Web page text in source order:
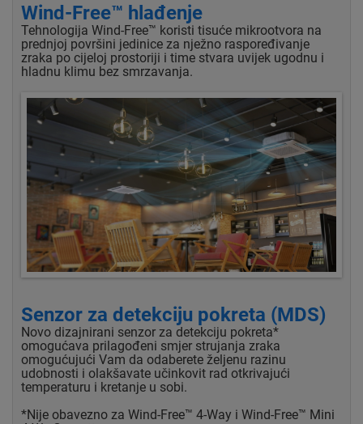
Wind-Free™ hlađenje
Tehnologija Wind-Free™ koristi tisuće mikrootvora na
prednjoj površini jedinice za nježno raspoređivanje
zraka po cijeloj prostoriji i time stvara uvijek ugodnu i
hladnu klimu bez smrzavanja.
Senzor za detekciju pokreta (MDS)
Novo dizajnirani senzor za detekciju pokreta*
omogućava prilagođeni smjer strujanja zraka
omogućujući Vam da odaberete željenu razinu
udobnosti i olakšavate učinkovit rad otkrivajući
temperaturu i kretanje u sobi.
*Nije obavezno za Wind-Free™ 4-Way i Wind-Free™ Mini